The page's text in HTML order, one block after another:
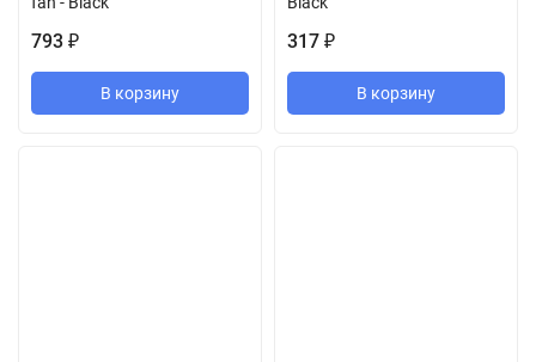
793 ₽
В корзину
317 ₽
В корзину